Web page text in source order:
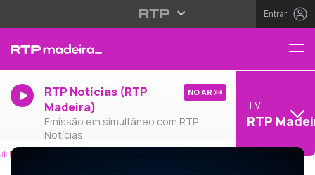
Entrar
RTP Notícias (RTP
Madeira)
Emissão em simultâneo com RTP
Notícias
NO AR
TV
RTP